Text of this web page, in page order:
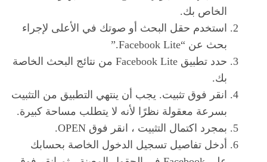
الخاص بك.
استخدم حقل البحث أو صوتك في الأعلى لإجراء
بحث عن “Facebook Lite.”
حدد تطبيق Facebook Lite من نتائج البحث الخاصة
بك.
انقر فوق تثبيت. يجب أن ينتهي التطبيق من التثبيت
بسرعة معقولة نظرًا لأنه لا يتطلب مساحة كبيرة.
بمجرد اكتمال التثبيت ، انقر فوق OPEN.
أدخل تفاصيل تسجيل الدخول الخاصة بحسابك